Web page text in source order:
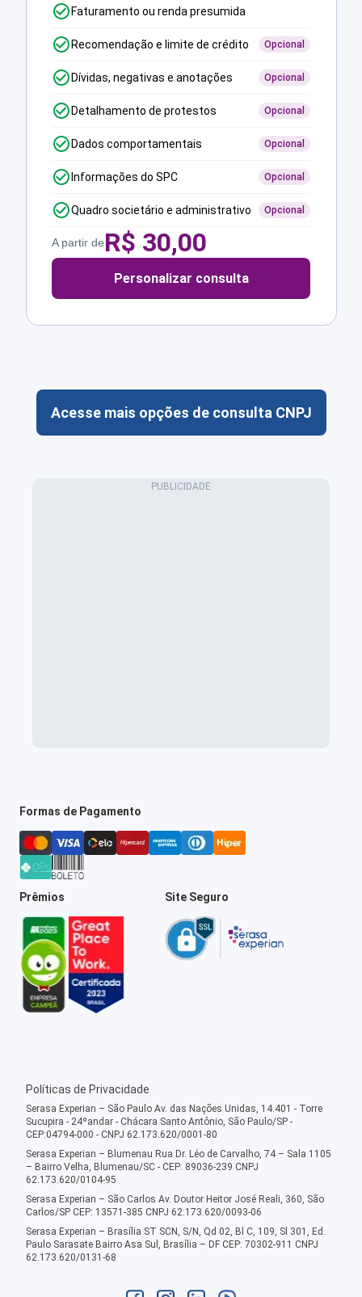
Faturamento ou renda presumida
Recomendação e limite de crédito Opcional
Dívidas, negativas e anotações Opcional
Detalhamento de protestos Opcional
Dados comportamentais Opcional
Informações do SPC Opcional
Quadro societário e administrativo Opcional
A partir deR$ 30,00
Personalizar consulta
Acesse mais opções de consulta CNPJ
Formas de Pagamento
Prêmios Site Seguro
Políticas de Privacidade
Serasa Experian – São Paulo Av. das Nações Unidas, 14.401 - Torre
Sucupira - 24ºandar - Chácara Santo Antônio, São Paulo/SP -
CEP:04794-000 - CNPJ 62.173.620/0001-80
Serasa Experian – Blumenau Rua Dr. Léo de Carvalho, 74 – Sala 1105
– Bairro Velha, Blumenau/SC - CEP: 89036-239 CNPJ
62.173.620/0104-95
Serasa Experian – São Carlos Av. Doutor Heitor José Reali, 360, São
Carlos/SP CEP: 13571-385 CNPJ 62.173.620/0093-06
Serasa Experian – Brasília ST SCN, S/N, Qd 02, Bl C, 109, Sl 301, Ed.
Paulo Sarasate Bairro Asa Sul, Brasília – DF CEP: 70302-911 CNPJ
62.173.620/0131-68